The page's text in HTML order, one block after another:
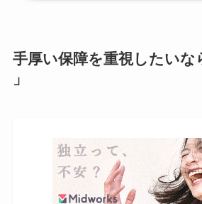
手厚い保障を重視したいな
」